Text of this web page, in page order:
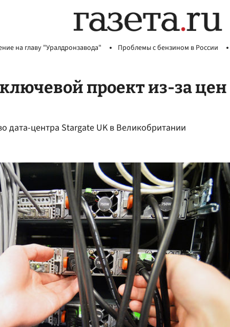
на главу "Уралдронзавода" Проблемы с бензином в России
проект из-за цен
дата-центра Stargate UK в Великобритании